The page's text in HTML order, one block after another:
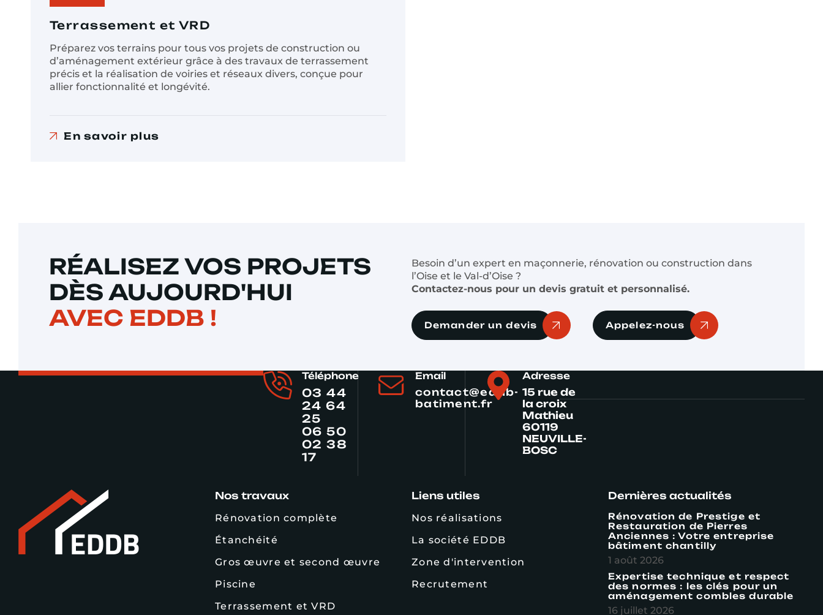
Terrassement et VRD
Préparez vos terrains pour tous vos projets de construction ou
d’aménagement extérieur grâce à des travaux de terrassement
précis et la réalisation de voiries et réseaux divers, conçue pour
allier fonctionnalité et longévité.
En savoir plus
RÉALISEZ VOS PROJETS
DÈS AUJOURD'HUI
AVEC EDDB !
Besoin d’un expert en maçonnerie, rénovation ou construction dans
l’Oise et le Val-d’Oise ?
Contactez-nous pour un devis gratuit et personnalisé.
Demander un devis Appelez-nous
Téléphone
03 44
24 64
25
06 50
02 38
17
Email
contact@eddb-
batiment.fr
Adresse
15 rue de
la croix
Mathieu
60119
NEUVILLE-
BOSC
Nos travaux
Rénovation complète
Étanchéité
Gros œuvre et second œuvre
Piscine
Terrassement et VRD
Liens utiles
Nos réalisations
La société EDDB
Zone d'intervention
Recrutement
Dernières actualités
Rénovation de Prestige et
Restauration de Pierres
Anciennes : Votre entreprise
bâtiment chantilly
1 août 2026
Expertise technique et respect
des normes : les clés pour un
aménagement combles durable
16 juillet 2026